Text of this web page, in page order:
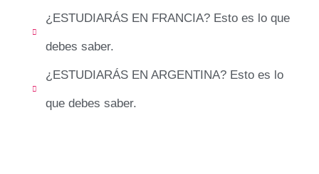
¿ESTUDIARÁS EN FRANCIA? Esto es lo que
debes saber.
¿ESTUDIARÁS EN ARGENTINA? Esto es lo
que debes saber.